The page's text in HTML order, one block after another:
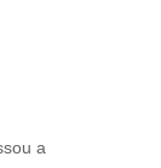
a